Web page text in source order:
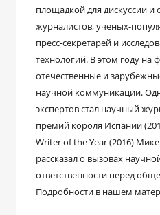
площадкой для дискуссии
журналистов, ученых-
пресс-секретарей и
технологий. В этом году на
отечественные и
научной коммуникации.
экспертов стал научный
премий короля Испании
Writer of the Year (2016)
рассказал о вызовах
ответственности перед
Подробности в нашем